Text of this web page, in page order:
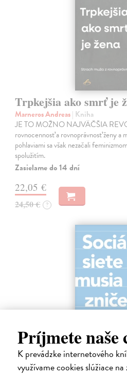
Príjmete naše
K prevádzke internetového
využívame cookies slúžiace
Trpkejšia ako smrť je
Marneros Andreas| Kniha
JE TO MOŽNO NAJVÄČŠIA
rovnocennosť a rovnoprávnosť ženy a
pohlaviami sa však nezačali
spolužitím.
Zasielame do 14 dní
22,05 €
24,50 € ?
Sociálne siete musia